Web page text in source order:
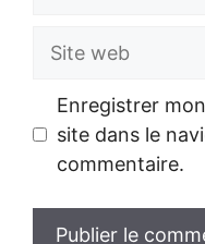
Site
Enregistrer
site dans le
commentaire.